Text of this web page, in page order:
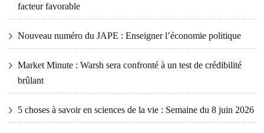
facteur favorable
Nouveau numéro du JAPE : Enseigner l’économie politique
Market Minute : Warsh sera confronté à un test de crédibilité
brûlant
5 choses à savoir en sciences de la vie : Semaine du 8 juin 2026